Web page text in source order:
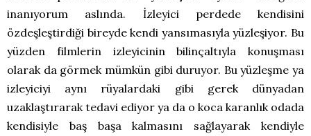
inanıyorum aslında. İzleyici perdede kendisini
özdeşleştirdiği bireyde kendi yansımasıyla yüzleşiyor. Bu
yüzden filmlerin izleyicinin bilinçaltıyla konuşması
olarak da görmek mümkün gibi duruyor. Bu yüzleşme ya
izleyiciyi aynı rüyalardaki gibi gerek dünyadan
uzaklaştırarak tedavi ediyor ya da o koca karanlık odada
kendisiyle baş başa kalmasını sağlayarak kendiyle